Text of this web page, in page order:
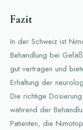
Fazit
In der Schweiz ist
Behandlung bei
gut vertragen und
Erhaltung der
Die richtige
während der
Patienten, die